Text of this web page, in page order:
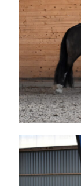
maj 2026
april 2026
mars 2026
februari 2026
januari 2026
december 2025
november 2025
oktober 2025
september 2025
augusti 2025
juli 2025
maj 2025